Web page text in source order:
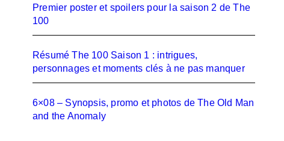
Premier poster et spoilers pour la saison 2 de The
100
Résumé The 100 Saison 1 : intrigues,
personnages et moments clés à ne pas manquer
6×08 – Synopsis, promo et photos de The Old Man
and the Anomaly